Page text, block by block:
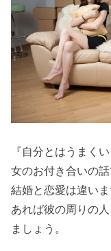
『自分とはうまく
女のお付き合いの話
結婚と恋愛は違い
あれば彼の周りの
ましょう。